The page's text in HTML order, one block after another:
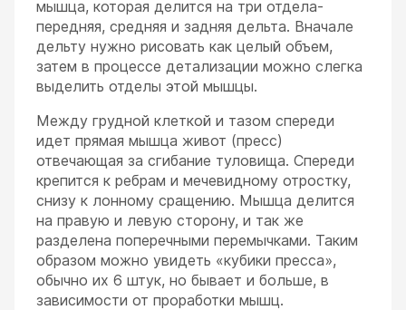
мышца, которая делится на три отдела-
передняя, средняя и задняя дельта. Вначале
дельту нужно рисовать как целый объем,
затем в процессе детализации можно слегка
выделить отделы этой мышцы.
Между грудной клеткой и тазом спереди
идет прямая мышца живот (пресс)
отвечающая за сгибание туловища. Спереди
крепится к ребрам и мечевидному отростку,
снизу к лонному сращению. Мышца делится
на правую и левую сторону, и так же
разделена поперечными перемычками. Таким
образом можно увидеть «кубики пресса»,
обычно их 6 штук, но бывает и больше, в
зависимости от проработки мышц.